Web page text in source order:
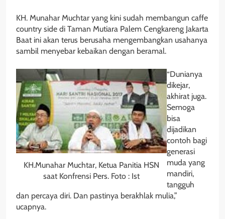
KH. Munahar Muchtar yang kini sudah membangun caffe
country side di Taman Mutiara Palem Cengkareng Jakarta
Baat ini akan terus berusaha mengembangkan usahanya
sambil menyebar kebaikan dengan beramal.
KH.Munahar Muchtar, Ketua Panitia HSN
saat Konfrensi Pers. Foto : Ist
“Dunianya
dikejar,
akhirat juga.
Semoga
bisa
dijadikan
contoh bagi
generasi
muda yang
mandiri,
tangguh
dan percaya diri. Dan pastinya berakhlak mulia,”
ucapnya.